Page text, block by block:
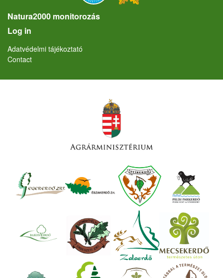
Natura2000 monitorozás
User account menu
Log in
Lábléc
Adatvédelmi tájékoztató
Contact